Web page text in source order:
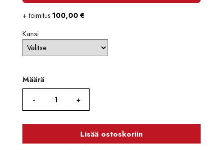
+ toimitus 100,00 €
Kansi
Määrä
Määrä
Lisää ostoskoriin